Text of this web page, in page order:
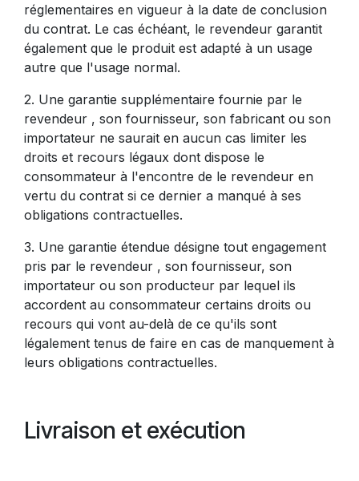
réglementaires en vigueur à la date de conclusion
du contrat. Le cas échéant, le revendeur garantit
également que le produit est adapté à un usage
autre que l'usage normal.
2. Une garantie supplémentaire fournie par le
revendeur , son fournisseur, son fabricant ou son
importateur ne saurait en aucun cas limiter les
droits et recours légaux dont dispose le
consommateur à l'encontre de le revendeur en
vertu du contrat si ce dernier a manqué à ses
obligations contractuelles.
3. Une garantie étendue désigne tout engagement
pris par le revendeur , son fournisseur, son
importateur ou son producteur par lequel ils
accordent au consommateur certains droits ou
recours qui vont au-delà de ce qu'ils sont
légalement tenus de faire en cas de manquement à
leurs obligations contractuelles.
Livraison et exécution